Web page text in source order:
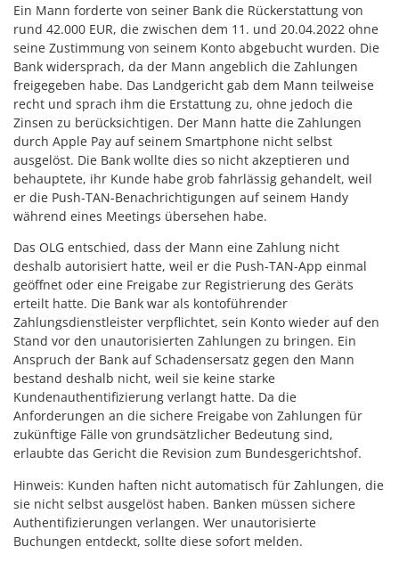
Ein Mann forderte von seiner Bank die Rückerstattung von
rund 42.000 EUR, die zwischen dem 11. und 20.04.2022 ohne
seine Zustimmung von seinem Konto abgebucht wurden. Die
Bank widersprach, da der Mann angeblich die Zahlungen
freigegeben habe. Das Landgericht gab dem Mann teilweise
recht und sprach ihm die Erstattung zu, ohne jedoch die
Zinsen zu berücksichtigen. Der Mann hatte die Zahlungen
durch Apple Pay auf seinem Smartphone nicht selbst
ausgelöst. Die Bank wollte dies so nicht akzeptieren und
behauptete, ihr Kunde habe grob fahrlässig gehandelt, weil
er die Push-TAN-Benachrichtigungen auf seinem Handy
während eines Meetings übersehen habe.
Das OLG entschied, dass der Mann eine Zahlung nicht
deshalb autorisiert hatte, weil er die Push-TAN-App einmal
geöffnet oder eine Freigabe zur Registrierung des Geräts
erteilt hatte. Die Bank war als kontoführender
Zahlungsdienstleister verpflichtet, sein Konto wieder auf den
Stand vor den unautorisierten Zahlungen zu bringen. Ein
Anspruch der Bank auf Schadensersatz gegen den Mann
bestand deshalb nicht, weil sie keine starke
Kundenauthentifizierung verlangt hatte. Da die
Anforderungen an die sichere Freigabe von Zahlungen für
zukünftige Fälle von grundsätzlicher Bedeutung sind,
erlaubte das Gericht die Revision zum Bundesgerichtshof.
Hinweis: Kunden haften nicht automatisch für Zahlungen, die
sie nicht selbst ausgelöst haben. Banken müssen sichere
Authentifizierungen verlangen. Wer unautorisierte
Buchungen entdeckt, sollte diese sofort melden.